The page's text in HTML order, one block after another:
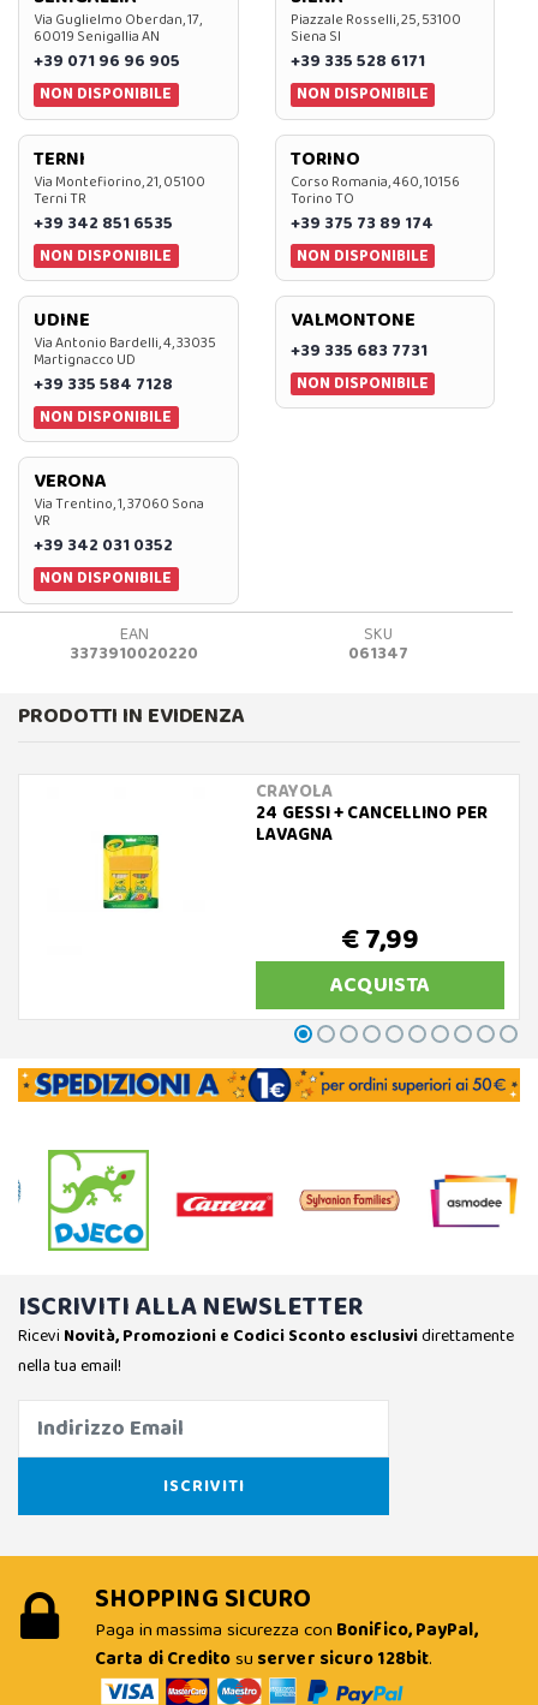
Via Guglielmo Oberdan, 17,
60019 Senigallia AN
+39 071 96 96 905
NON DISPONIBILE
Piazzale Rosselli, 25, 53100
Siena SI
+39 335 528 6171
NON DISPONIBILE
TERNI
Via Montefiorino, 21, 05100
Terni TR
+39 342 851 6535
NON DISPONIBILE
TORINO
Corso Romania, 460, 10156
Torino TO
+39 375 73 89 174
NON DISPONIBILE
UDINE
Via Antonio Bardelli, 4, 33035
Martignacco UD
+39 335 584 7128
NON DISPONIBILE
VALMONTONE
+39 335 683 7731
NON DISPONIBILE
VERONA
Via Trentino, 1, 37060 Sona
VR
+39 342 031 0352
NON DISPONIBILE
EAN
3373910020220
SKU
061347
PRODOTTI IN EVIDENZA
CRAYOLA
24 GESSI + CANCELLINO PER
LAVAGNA
€ 7,99
ACQUISTA
ISCRIVITI ALLA NEWSLETTER
Ricevi Novità, Promozioni e Codici Sconto esclusividirettamente
nella tua email!
SHOPPING SICURO
Paga in massima sicurezza con Bonifico, PayPal,
Carta di Creditosu server sicuro 128bit.